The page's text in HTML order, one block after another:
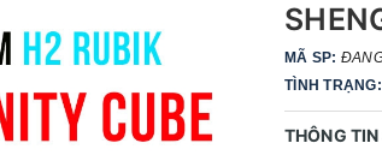
MÃ SP:
TÌNH TRẠNG:
THÔNG